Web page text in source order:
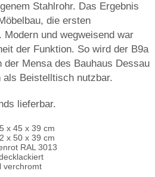
Stahlrohr. Das Ergebnis
die ersten
und wegweisend war
der Funktion. So wird der B9a
Mensa des Bauhaus Dessau
Beistelltisch nutzbar.
lieferbar.
x 45 x 39 cm
x 50 x 39 cm
RAL 3013
verchromt